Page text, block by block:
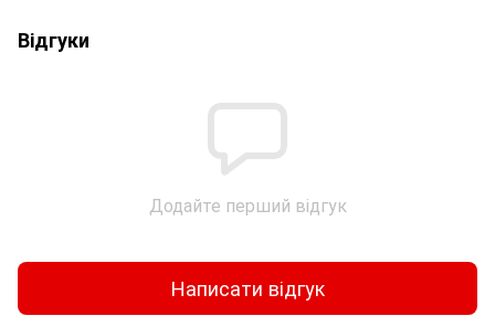
Відгуки
Додайте перший відгук
Написати відгук